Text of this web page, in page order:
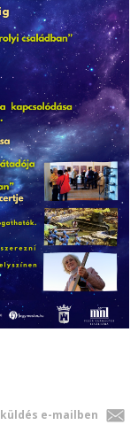
küldés e-mailben